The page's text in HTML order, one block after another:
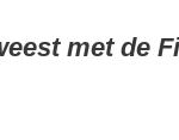
met de